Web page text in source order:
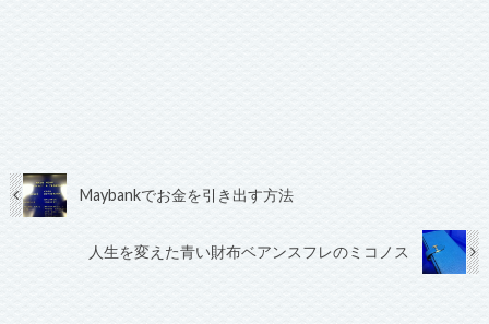
Maybankでお金を引き出す方法
人生を変えた青い財布ベアンスフレのミコノス